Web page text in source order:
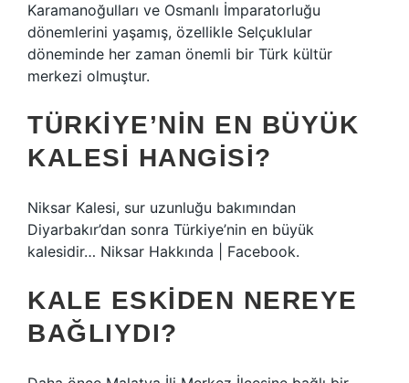
Karamanoğulları ve Osmanlı İmparatorluğu
dönemlerini yaşamış, özellikle Selçuklular
döneminde her zaman önemli bir Türk kültür
merkezi olmuştur.
TÜRKIYE’NIN EN BÜYÜK
KALESI HANGISI?
Niksar Kalesi, sur uzunluğu bakımından
Diyarbakır’dan sonra Türkiye’nin en büyük
kalesidir… Niksar Hakkında | Facebook.
KALE ESKIDEN NEREYE
BAĞLIYDI?